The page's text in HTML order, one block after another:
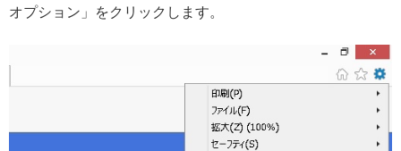
オプション」をクリックします。